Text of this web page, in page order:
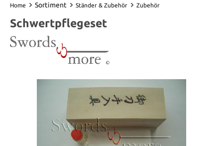
Home Sortiment Ständer & Zubehör Zubehör
Schwertpflegeset